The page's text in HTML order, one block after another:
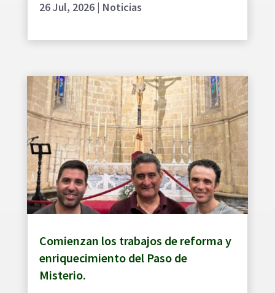
26 Jul, 2026| Noticias
Comienzan los trabajos de reforma y
enriquecimiento del Paso de
Misterio.